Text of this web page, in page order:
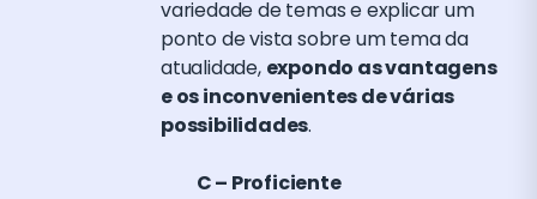
variedade de temas e explicar um
ponto de vista sobre um tema da
atualidade, expondo as vantagens
e os inconvenientes de várias
possibilidades.
C – Proficiente